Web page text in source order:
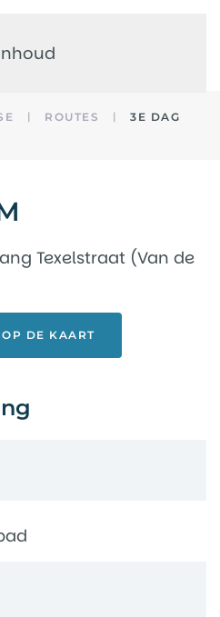
ROUTES
3E DAG
Texelstraat (Van de
DE KAART